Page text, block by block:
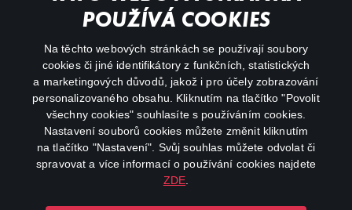
POUŽÍVÁ COOKIES
Na těchto webových stránkách se používají soubory
cookies či jiné identifikátory z funkčních, statistických
a marketingových důvodů, jakož i pro účely zobrazování
personalizovaného obsahu. Kliknutím na tlačítko "Povolit
všechny cookies" souhlasíte s používáním cookies.
Nastavení souborů cookies můžete změnit kliknutím
na tlačítko "Nastavení". Svůj souhlas můžete odvolat či
spravovat a více informací o používání cookies najdete
ZDE
Důležité odkazy
facebookinstagram
youtube